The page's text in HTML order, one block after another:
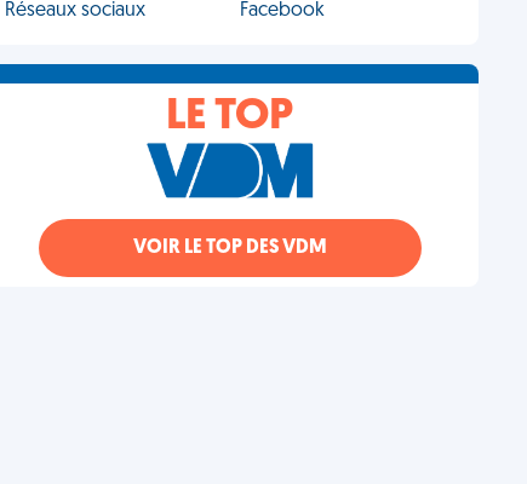
Réseaux sociaux
Facebook
LE TOP
VOIR LE TOP DES VDM